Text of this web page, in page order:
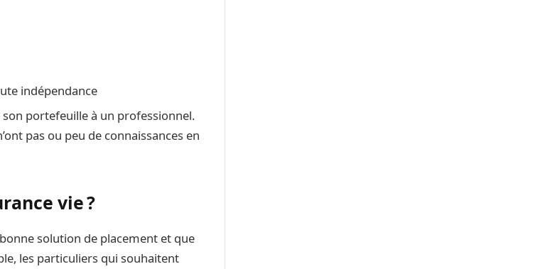
indépendance
portefeuille à un professionnel.
pas ou peu de connaissances en
vie ?
solution de placement et que
les particuliers qui souhaitent